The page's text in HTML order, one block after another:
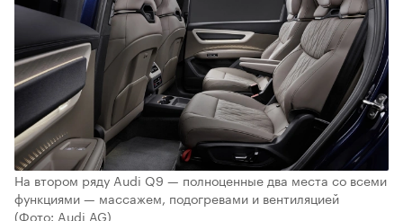
На втором ряду Audi Q9 — полноценные два места со всеми
функциями — массажем, подогревами и вентиляцией
(Фото: Audi AG)